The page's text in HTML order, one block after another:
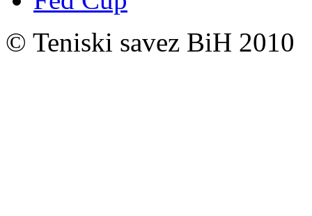
© Teniski savez BiH 2010